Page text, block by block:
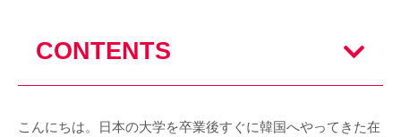
CONTENTS
こんにちは。日本の大学を卒業後すぐに韓国へやってきた在